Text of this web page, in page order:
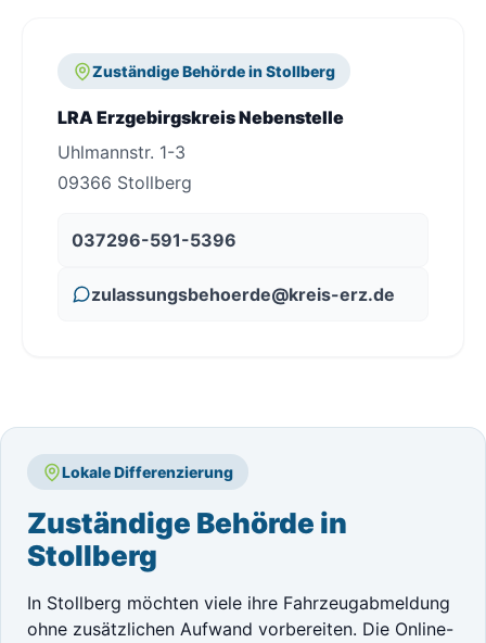
Zuständige Behörde in Stollberg
LRA Erzgebirgskreis Nebenstelle
Uhlmannstr. 1-3
09366 Stollberg
037296-591-5396
zulassungsbehoerde@kreis-erz.de
Lokale Differenzierung
Zuständige Behörde in
Stollberg
In Stollberg möchten viele ihre Fahrzeugabmeldung
ohne zusätzlichen Aufwand vorbereiten. Die Online-